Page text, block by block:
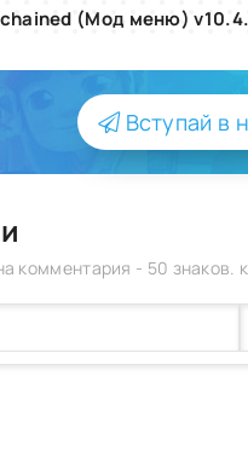
(Мод меню)
Вступай в
комментария - 50 знаков.